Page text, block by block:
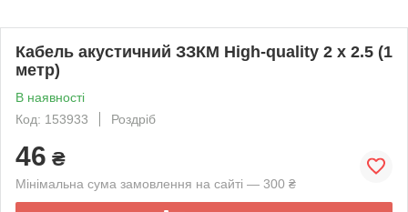
Кабель акустичний ЗЗКМ High-quality 2 x 2.5 (1
метр)
В наявності
Код: 153933
Роздріб
46 ₴
Мінімальна сума замовлення на сайті — 300 ₴